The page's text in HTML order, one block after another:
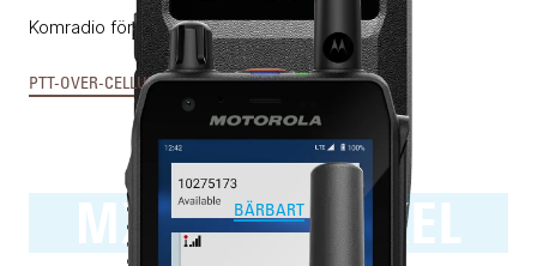
Komradio för 4G och Wifi med AI-teknik.
PTT-OVER-CELLULAR & MCX
MXP7000 RAKEL
BÄRBART